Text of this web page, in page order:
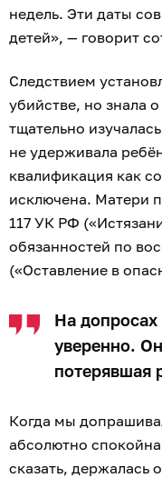
недель. Эти даты
детей», — говорит
Следствием
убийстве, но знала
тщательно
не удерживала
квалификация как
исключена. Матери
117 УК РФ
обязанностей по
(«Оставление в
На
уверенно.
потерявшая
Когда мы
абсолютно
сказать, держалась